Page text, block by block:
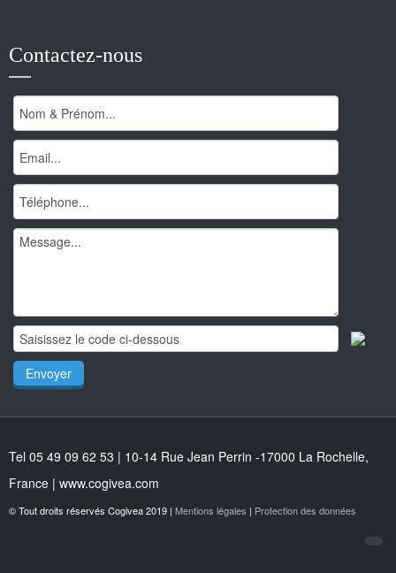
Contactez-nous
Tel 05 49 09 62 53 | 10-14 Rue Jean Perrin -17000 La Rochelle,
France | www.cogivea.com
© Tout droits réservés Cogivea 2019 | Mentions légales | Protection des données